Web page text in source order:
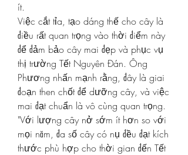
ít.
Việc cắt tỉa, tạo dáng thế cho cây là
điều rất quan trọng vào thời điểm này
để đảm bảo cây mai đẹp và phục vụ
thị trường Tết Nguyên Đán. Ông
Phương nhấn mạnh rằng, đây là giai
đoạn then chốt để dưỡng cây, và việc
mai đạt chuẩn là vô cùng quan trọng.
"Với lượng cây nở sớm ít hơn so với
mọi năm, đa số cây có nụ đều đạt kích
thước phù hợp cho thời gian đến Tết